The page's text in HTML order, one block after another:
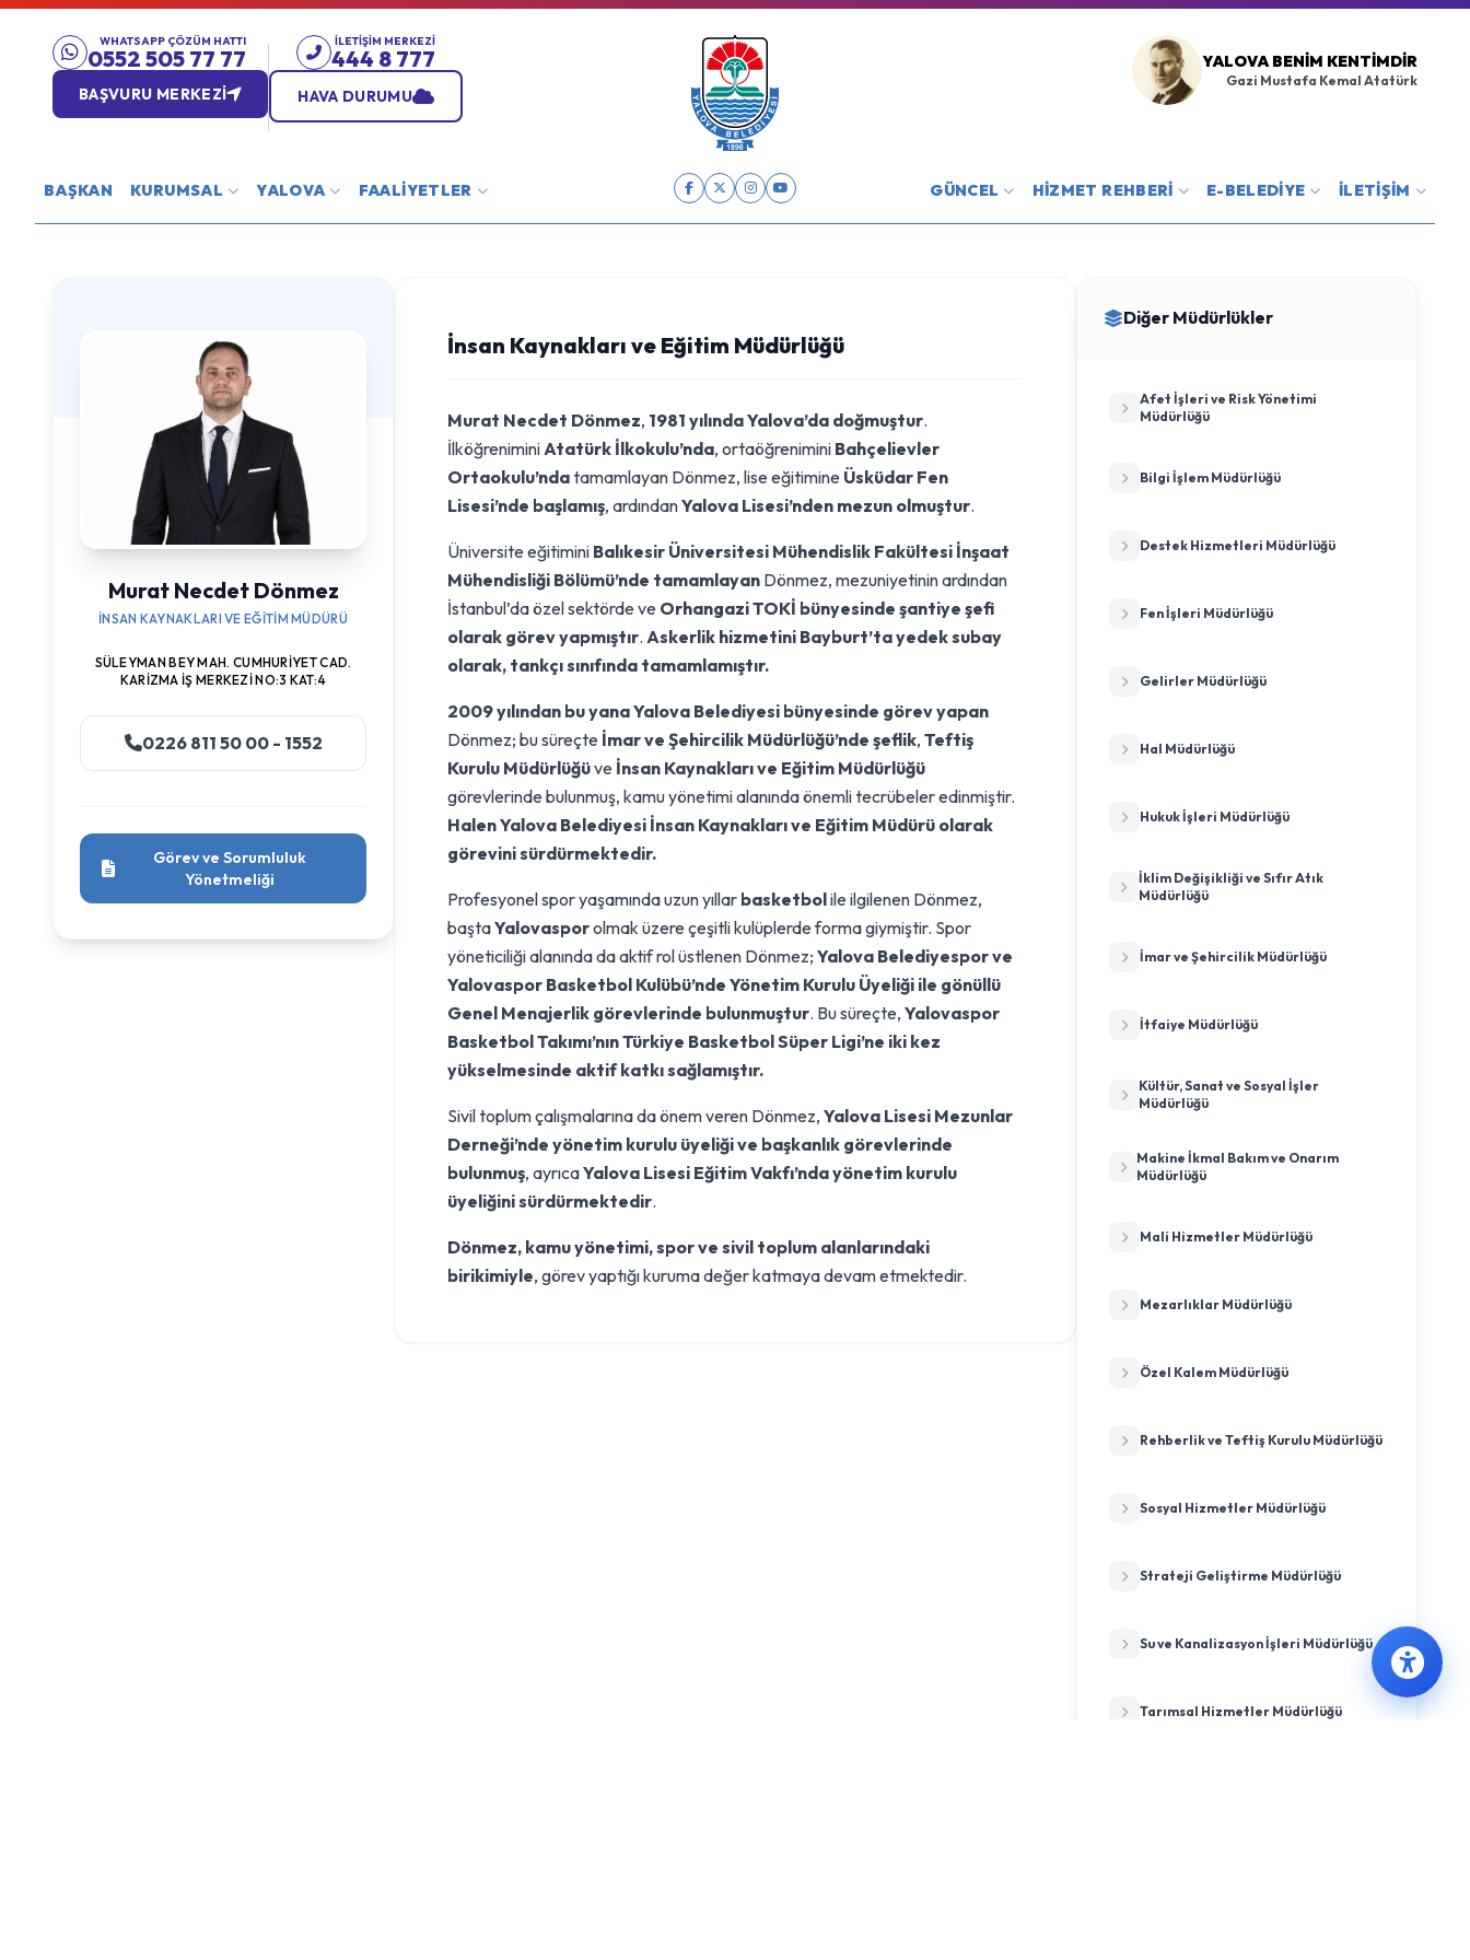
WHATSAPP ÇÖZÜM HATTI
0552 505 77 77
BAŞVURU MERKEZİ
İLETIŞIM MERKEZI
444 8 777
HAVA DURUMU
YALOVA BENIM KENTIMDIR
Gazi Mustafa Kemal Atatürk
BAŞKAN KURUMSAL YALOVA FAALİYETLER GÜNCEL HİZMET REHBERİ E-BELEDİYE İLETİŞİM
Murat Necdet Dönmez
İNSAN KAYNAKLARI VE EĞITIM MÜDÜRÜ
SÜLEYMAN BEY MAH. CUMHURIYET CAD.
KARIZMA İŞ MERKEZI NO:3 KAT:4
0226 811 50 00 - 1552
Görev ve Sorumluluk
Yönetmeliği
İnsan Kaynakları ve Eğitim Müdürlüğü
Murat Necdet Dönmez, 1981 yılında Yalova’da doğmuştur.
İlköğreniminiAtatürk İlkokulu’nda, ortaöğrenimini Bahçelievler
Ortaokulu’ndatamamlayan Dönmez, lise eğitimine Üsküdar Fen
Lisesi’nde başlamış, ardındanYalova Lisesi’nden mezun olmuştur.
Üniversite eğitimini Balıkesir Üniversitesi Mühendislik Fakültesi İnşaat
Mühendisliği Bölümü’nde tamamlayan Dönmez, mezuniyetinin ardından
İstanbul’da özel sektörde ve Orhangazi TOKİ bünyesinde şantiye şefi
olarak görev yapmıştır. Askerlik hizmetini Bayburt’ta yedek subay
olarak, tankçı sınıfında tamamlamıştır.
2009 yılından bu yana Yalova Belediyesi bünyesinde görev yapan
Dönmez; bu süreçte İmar ve Şehircilik Müdürlüğü’nde şeflik, Teftiş
Kurulu Müdürlüğüve İnsan Kaynakları ve Eğitim Müdürlüğü
görevlerinde bulunmuş, kamu yönetimi alanında önemli tecrübeler edinmiştir.
Halen Yalova Belediyesi İnsan Kaynakları ve Eğitim Müdürü olarak
görevini sürdürmektedir.
Profesyonel spor yaşamında uzun yıllar basketbolile ilgilenen Dönmez,
baştaYalovasporolmak üzere çeşitli kulüplerde forma giymiştir. Spor
yöneticiliği alanında da aktif rol üstlenen Dönmez; Yalova Belediyespor ve
Yalovaspor Basketbol Kulübü’nde Yönetim Kurulu Üyeliği ile gönüllü
Genel Menajerlik görevlerinde bulunmuştur. Bu süreçte, Yalovaspor
Basketbol Takımı’nın Türkiye Basketbol Süper Ligi’ne iki kez
yükselmesinde aktif katkı sağlamıştır.
Sivil toplum çalışmalarına da önem veren Dönmez, Yalova Lisesi Mezunlar
Derneği’nde yönetim kurulu üyeliği ve başkanlık görevlerinde
bulunmuş, ayrıcaYalova Lisesi Eğitim Vakfı’nda yönetim kurulu
üyeliğini sürdürmektedir.
Dönmez, kamu yönetimi, spor ve sivil toplum alanlarındaki
birikimiyle, görev yaptığı kuruma değer katmaya devam etmektedir.
Diğer Müdürlükler
Afet İşleri ve Risk Yönetimi
Müdürlüğü
Bilgi İşlem Müdürlüğü
Destek Hizmetleri Müdürlüğü
Fen İşleri Müdürlüğü
Gelirler Müdürlüğü
Hal Müdürlüğü
Hukuk İşleri Müdürlüğü
İklim Değişikliği ve Sıfır Atık
Müdürlüğü
İmar ve Şehircilik Müdürlüğü
İtfaiye Müdürlüğü
Kültür, Sanat ve Sosyal İşler
Müdürlüğü
Makine İkmal Bakım ve Onarım
Müdürlüğü
Mali Hizmetler Müdürlüğü
Mezarlıklar Müdürlüğü
Özel Kalem Müdürlüğü
Rehberlik ve Teftiş Kurulu Müdürlüğü
Sosyal Hizmetler Müdürlüğü
Strateji Geliştirme Müdürlüğü
Su ve Kanalizasyon İşleri Müdürlüğü
Tarımsal Hizmetler Müdürlüğü